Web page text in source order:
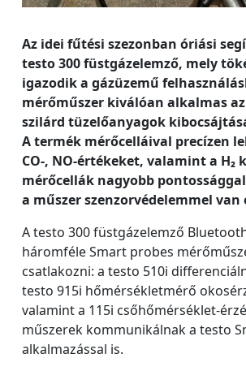
Az idei fűtési szezonban óriási
testo 300 füstgázelemző, mely
igazodik a gázüzemű
mérőműszer kiválóan alkalmas az
szilárd tüzelőanyagok
A termék mérőcelláival precízen
CO-, NO-értékeket, valamint a H₂
mérőcellák nagyobb
a műszer szenzorvédelemmel van
A testo 300 füstgázelemző
háromféle Smart probes
csatlakozni: a testo 510i
testo 915i hőmérsékletmérő
valamint a 115i csőhőmérséklet-
műszerek kommunikálnak a testo
alkalmazással is.